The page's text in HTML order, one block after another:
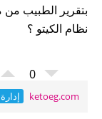
بتقرير الطبيب من
نظام الكيتو ؟
0
ketoeg.com